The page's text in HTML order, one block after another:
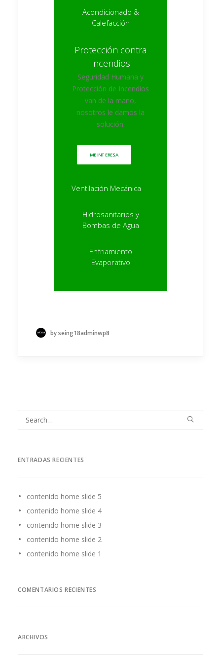
Acondicionado &
Calefacción
Protección contra
Incendios
Seguridad Humana y
Protección de Incendios
van de la mano,
nosotros le damos la
solución.
ME INTERESA
Ventilación Mecánica
Hidrosanitarios y
Bombas de Agua
Enfriamiento
Evaporativo
by seing18adminwp8
ENTRADAS RECIENTES
contenido home slide 5
contenido home slide 4
contenido home slide 3
contenido home slide 2
contenido home slide 1
COMENTARIOS RECIENTES
ARCHIVOS